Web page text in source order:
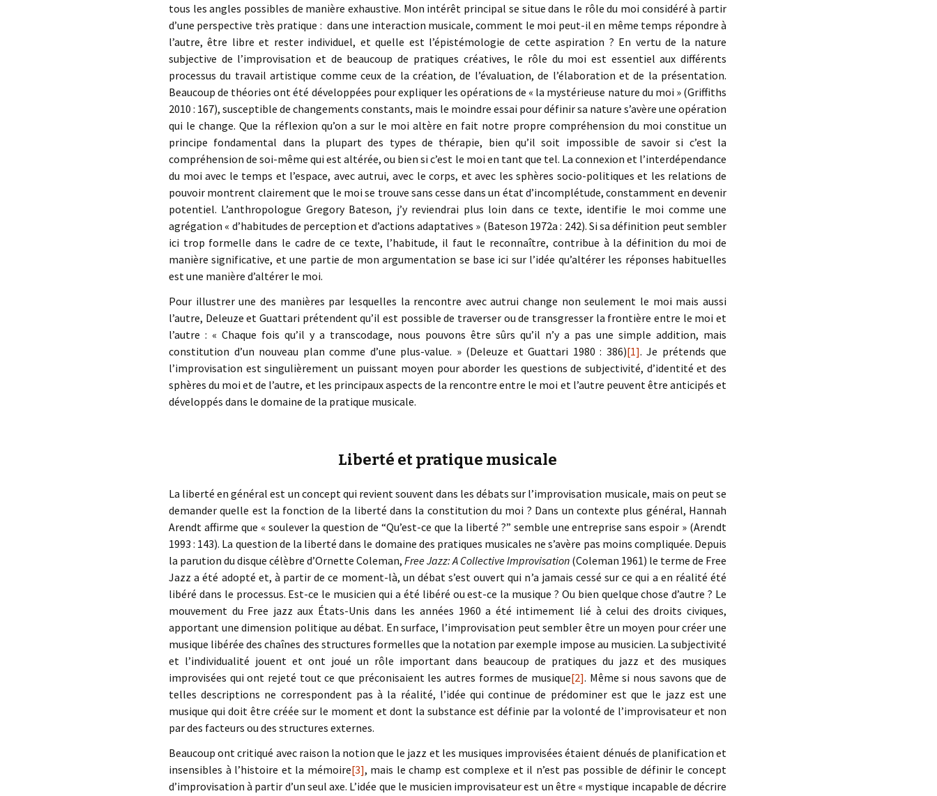
tous les angles possibles de manière exhaustive. Mon intérêt principal se situe dans le rôle du moi considéré à partir
d’une perspective très pratique : dans une interaction musicale, comment le moi peut-il en même temps répondre à
l’autre, être libre et rester individuel, et quelle est l’épistémologie de cette aspiration ? En vertu de la nature
subjective de l’improvisation et de beaucoup de pratiques créatives, le rôle du moi est essentiel aux différents
processus du travail artistique comme ceux de la création, de l’évaluation, de l’élaboration et de la présentation.
Beaucoup de théories ont été développées pour expliquer les opérations de « la mystérieuse nature du moi » (Griffiths
2010 : 167), susceptible de changements constants, mais le moindre essai pour définir sa nature s’avère une opération
qui le change. Que la réflexion qu’on a sur le moi altère en fait notre propre compréhension du moi constitue un
principe fondamental dans la plupart des types de thérapie, bien qu’il soit impossible de savoir si c’est la
compréhension de soi-même qui est altérée, ou bien si c’est le moi en tant que tel. La connexion et l’interdépendance
du moi avec le temps et l’espace, avec autrui, avec le corps, et avec les sphères socio-politiques et les relations de
pouvoir montrent clairement que le moi se trouve sans cesse dans un état d’incomplétude, constamment en devenir
potentiel. L’anthropologue Gregory Bateson, j’y reviendrai plus loin dans ce texte, identifie le moi comme une
agrégation « d’habitudes de perception et d’actions adaptatives » (Bateson 1972a : 242). Si sa définition peut sembler
ici trop formelle dans le cadre de ce texte, l’habitude, il faut le reconnaître, contribue à la définition du moi de
manière significative, et une partie de mon argumentation se base ici sur l’idée qu’altérer les réponses habituelles
est une manière d’altérer le moi.
Pour illustrer une des manières par lesquelles la rencontre avec autrui change non seulement le moi mais aussi
l’autre, Deleuze et Guattari prétendent qu’il est possible de traverser ou de transgresser la frontière entre le moi et
l’autre : « Chaque fois qu’il y a transcodage, nous pouvons être sûrs qu’il n’y a pas une simple addition, mais
constitution d’un nouveau plan comme d’une plus-value. » (Deleuze et Guattari 1980 : 386)[1]. Je prétends que
l’improvisation est singulièrement un puissant moyen pour aborder les questions de subjectivité, d’identité et des
sphères du moi et de l’autre, et les principaux aspects de la rencontre entre le moi et l’autre peuvent être anticipés et
développés dans le domaine de la pratique musicale.
Liberté et pratique musicale
La liberté en général est un concept qui revient souvent dans les débats sur l’improvisation musicale, mais on peut se
demander quelle est la fonction de la liberté dans la constitution du moi ? Dans un contexte plus général, Hannah
Arendt affirme que « soulever la question de “Qu’est-ce que la liberté ?” semble une entreprise sans espoir » (Arendt
1993 : 143). La question de la liberté dans le domaine des pratiques musicales ne s’avère pas moins compliquée. Depuis
la parution du disque célèbre d’Ornette Coleman, Free Jazz: A Collective Improvisation (Coleman 1961) le terme de Free
Jazz a été adopté et, à partir de ce moment-là, un débat s’est ouvert qui n’a jamais cessé sur ce qui a en réalité été
libéré dans le processus. Est-ce le musicien qui a été libéré ou est-ce la musique ? Ou bien quelque chose d’autre ? Le
mouvement du Free jazz aux États-Unis dans les années 1960 a été intimement lié à celui des droits civiques,
apportant une dimension politique au débat. En surface, l’improvisation peut sembler être un moyen pour créer une
musique libérée des chaînes des structures formelles que la notation par exemple impose au musicien. La subjectivité
et l’individualité jouent et ont joué un rôle important dans beaucoup de pratiques du jazz et des musiques
improvisées qui ont rejeté tout ce que préconisaient les autres formes de musique[2]. Même si nous savons que de
telles descriptions ne correspondent pas à la réalité, l’idée qui continue de prédominer est que le jazz est une
musique qui doit être créée sur le moment et dont la substance est définie par la volonté de l’improvisateur et non
par des facteurs ou des structures externes.
Beaucoup ont critiqué avec raison la notion que le jazz et les musiques improvisées étaient dénués de planification et
insensibles à l’histoire et la mémoire[3], mais le champ est complexe et il n’est pas possible de définir le concept
d’improvisation à partir d’un seul axe. L’idée que le musicien improvisateur est un être « mystique incapable de décrire